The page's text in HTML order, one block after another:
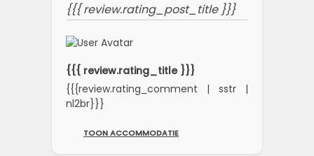
{{{ review.rating_post_title }}}
{{{ review.rating_title }}}
{{{review.rating_comment | sstr |
nl2br}}}
TOON ACCOMMODATIE